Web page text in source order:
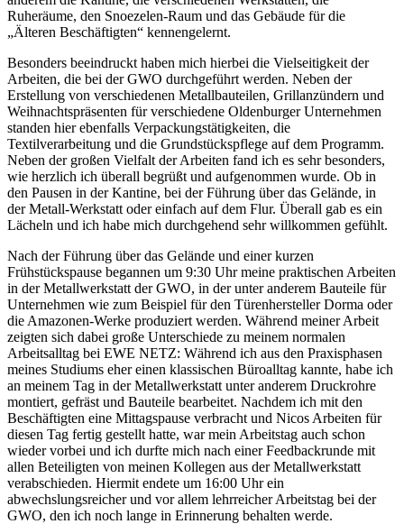
Ruheräume, den Snoezelen-Raum und das Gebäude für die
„Älteren Beschäftigten“ kennengelernt.
Besonders beeindruckt haben mich hierbei die Vielseitigkeit der
Arbeiten, die bei der GWO durchgeführt werden. Neben der
Erstellung von verschiedenen Metallbauteilen, Grillanzündern und
Weihnachtspräsenten für verschiedene Oldenburger Unternehmen
standen hier ebenfalls Verpackungstätigkeiten, die
Textilverarbeitung und die Grundstückspflege auf dem Programm.
Neben der großen Vielfalt der Arbeiten fand ich es sehr besonders,
wie herzlich ich überall begrüßt und aufgenommen wurde. Ob in
den Pausen in der Kantine, bei der Führung über das Gelände, in
der Metall-Werkstatt oder einfach auf dem Flur. Überall gab es ein
Lächeln und ich habe mich durchgehend sehr willkommen gefühlt.
Nach der Führung über das Gelände und einer kurzen
Frühstückspause begannen um 9:30 Uhr meine praktischen Arbeiten
in der Metallwerkstatt der GWO, in der unter anderem Bauteile für
Unternehmen wie zum Beispiel für den Türenhersteller Dorma oder
die Amazonen-Werke produziert werden. Während meiner Arbeit
zeigten sich dabei große Unterschiede zu meinem normalen
Arbeitsalltag bei EWE NETZ: Während ich aus den Praxisphasen
meines Studiums eher einen klassischen Büroalltag kannte, habe ich
an meinem Tag in der Metallwerkstatt unter anderem Druckrohre
montiert, gefräst und Bauteile bearbeitet. Nachdem ich mit den
Beschäftigten eine Mittagspause verbracht und Nicos Arbeiten für
diesen Tag fertig gestellt hatte, war mein Arbeitstag auch schon
wieder vorbei und ich durfte mich nach einer Feedbackrunde mit
allen Beteiligten von meinen Kollegen aus der Metallwerkstatt
verabschieden. Hiermit endete um 16:00 Uhr ein
abwechslungsreicher und vor allem lehrreicher Arbeitstag bei der
GWO, den ich noch lange in Erinnerung behalten werde.